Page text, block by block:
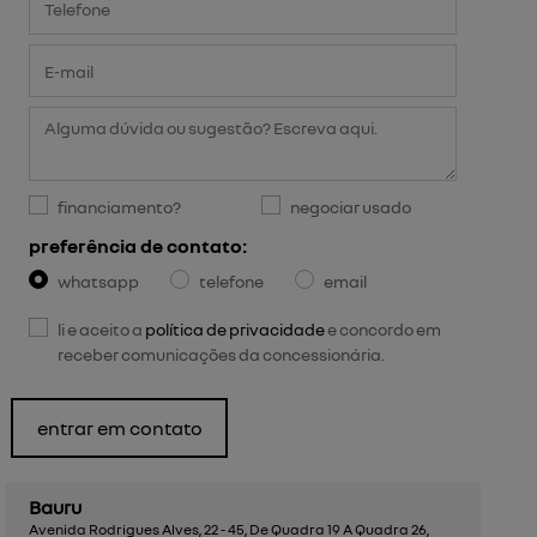
Bauru
Avenida Rodrigues Alves, 22 - 45, De Quadra 19 A Quadra 26,
financiamento? negociar usado
preferência de contato:
whatsapp telefone email
li e aceito a política de privacidadee concordo em
receber comunicações da concessionária.
entrar em contato